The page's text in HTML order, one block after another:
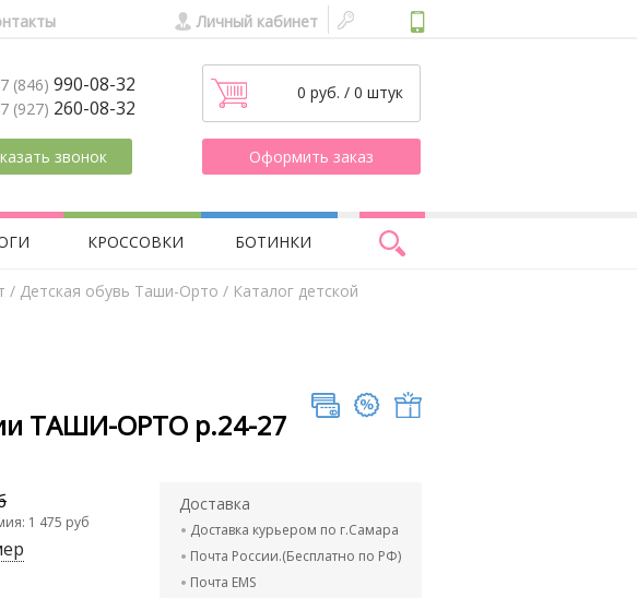
Личный кабинет
(846) 990-08-32
(927) 260-08-32
звонок
0 руб. / 0 штук
Оформить заказ
КРОССОВКИ БОТИНКИ
/ Детская обувь Таши-Орто / Каталог детской
ТАШИ-ОРТО р.24-27
1 475 руб
Доставка
Доставка курьером по г.Самара
Почта России.(Бесплатно по РФ)
Почта EMS